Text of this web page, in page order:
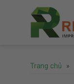
Trang chủ »